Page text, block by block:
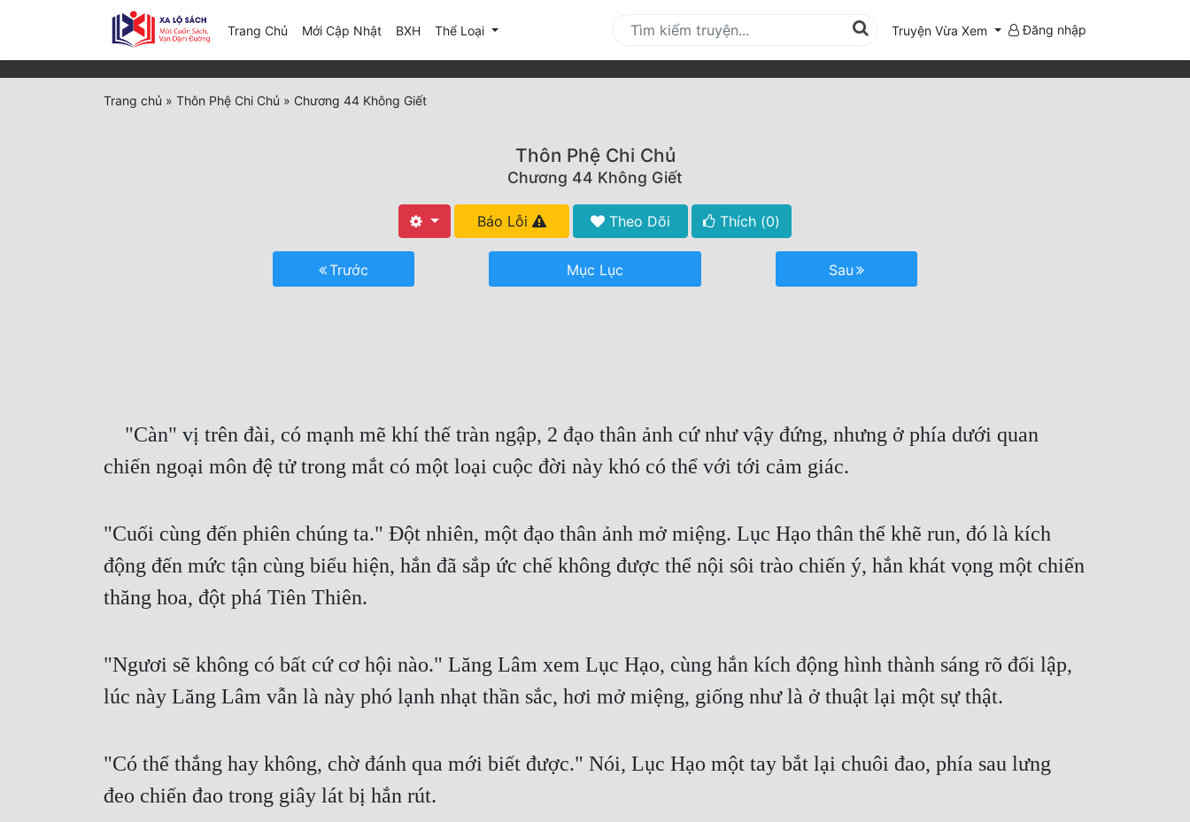
Trang Chủ Mới Cập Nhật(current)
BXH Thể Loại Truyện Vừa Xem Đăng nhập
Trang chủ » Thôn Phệ Chi Chủ » Chương 44 Không Giết
Thôn Phệ Chi Chủ
Chương 44 Không Giết
Báo Lỗi Theo Dõi Thích (0)
Trước Mục Lục Sau
chiến ngoại môn đệ tử trong mắt có một loại cuộc đời này khó có thể với tới cảm giác.
"Cuối cùng đến phiên chúng ta." Đột nhiên, một đạo thân ảnh mở miệng. Lục Hạo thân thể khẽ run, đó là kích
động đến mức tận cùng biểu hiện, hắn đã sắp ức chế không được thể nội sôi trào chiến ý, hắn khát vọng một chiến
thăng hoa, đột phá Tiên Thiên.
"Ngươi sẽ không có bất cứ cơ hội nào." Lăng Lâm xem Lục Hạo, cùng hắn kích động hình thành sáng rõ đối lập,
lúc này Lăng Lâm vẫn là này phó lạnh nhạt thần sắc, hơi mở miệng, giống như là ở thuật lại một sự thật.
"Có thể thắng hay không, chờ đánh qua mới biết được." Nói, Lục Hạo một tay bắt lại chuôi đao, phía sau lưng
đeo chiến đao trong giây lát bị hắn rút.